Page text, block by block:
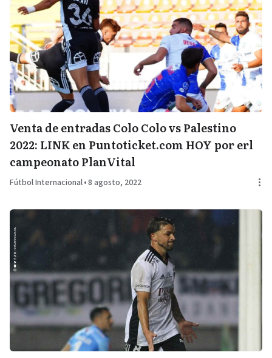
Venta de entradas Colo Colo vs Palestino
2022: LINK en Puntoticket.com HOY por erl
campeonato PlanVital
Fútbol Internacional•8 agosto, 2022